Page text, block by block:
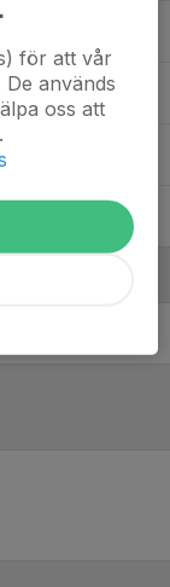
för att vår
används
oss att